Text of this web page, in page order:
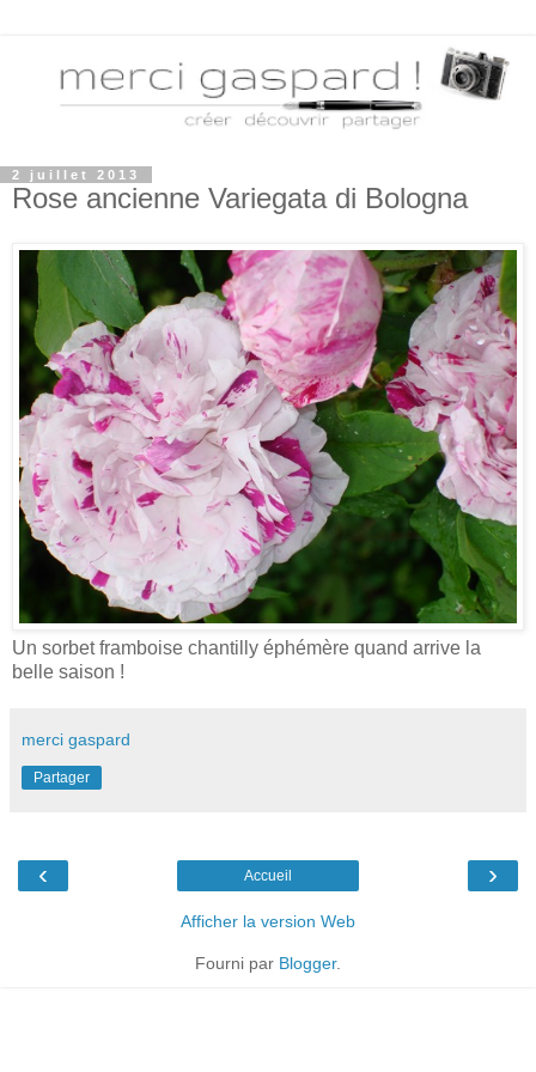
2 juillet 2013
Rose ancienne Variegata di Bologna
Un sorbet framboise chantilly éphémère quand arrive la
belle saison !
merci gaspard
Partager
‹ ›
Accueil
Afficher la version Web
Fourni par Blogger.